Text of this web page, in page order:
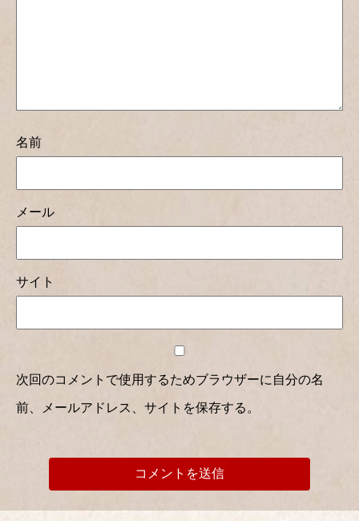
名前
メール
サイト
次回のコメントで使用するためブラウザーに自分の名
前、メールアドレス、サイトを保存する。